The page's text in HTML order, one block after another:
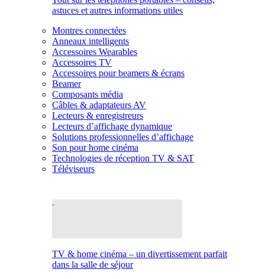
astuces et autres informations utiles
Montres connectées
Anneaux intelligents
Accessoires Wearables
Accessoires TV
Accessoires pour beamers & écrans
Beamer
Composants média
Câbles & adaptateurs AV
Lecteurs & enregistreurs
Lecteurs d’affichage dynamique
Solutions professionnelles d’affichage
Son pour home cinéma
Technologies de réception TV & SAT
Téléviseurs
TV & home cinéma – un divertissement parfait
dans la salle de séjour